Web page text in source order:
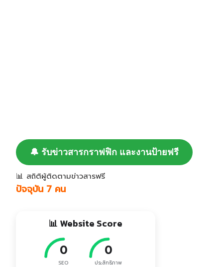
🔔 รับข่าวสารกราฟฟิก และงานป้ายฟรี
📊 สถิติผู้ติดตามข่าวสารฟรี
ปัจจุบัน 7 คน
📊 Website Score
0
SEO
0
ประสิทธิภาพ